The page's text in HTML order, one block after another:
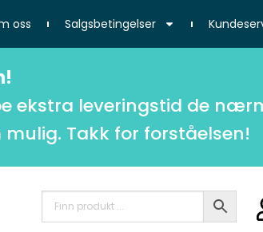
oss Salgsbetingelser
ekstra leveringstid de
Takk for forståelsen!